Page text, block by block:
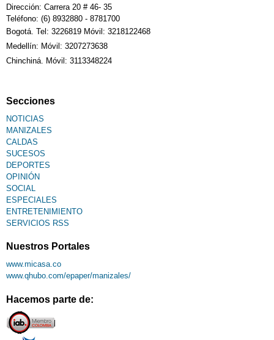
Sudoku
Dirección: Carrera 20 # 46- 35
Teléfono: (6) 8932880 - 8781700
Bogotá. Tel: 3226819 Móvil: 3218122468
Medellín: Móvil: 3207273638
Chinchiná. Móvil: 3113348224
Secciones
NOTICIAS
MANIZALES
CALDAS
SUCESOS
DEPORTES
OPINIÓN
SOCIAL
ESPECIALES
ENTRETENIMIENTO
SERVICIOS RSS
Nuestros Portales
www.micasa.co
www.qhubo.com/epaper/manizales/
Hacemos parte de: